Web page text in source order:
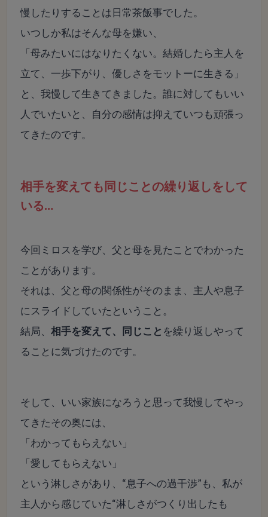
慢したりすることは日常茶飯事でした。
いつしか私はそんな母を嫌い、
「母みたいにはなりたくない。結婚したら主人を
立て、一歩下がり、優しさをモットーに生きる」
と、我慢して生きてきました。誰に対してもいい
人でいたいと、自分の感情は抑えていつも頑張っ
てきたのです。
相手を変えても同じことの繰り返しをして
いる…
今回ミロスを学び、父と母を見たことでわかった
ことがあります。
それは、父と母の関係性がそのまま、主人や息子
にスライドしていたということ。
結局、 相手を変えて、同じこと を繰り返しやって
ることに気づけたのです。
そして、いい家族になろうと思って我慢してやっ
てきたその奥には、
「わかってもらえない」
「愛してもらえない」
という淋しさがあり、“息子への過干渉”も、私が
主人から感じていた“淋しさがつくり出したも